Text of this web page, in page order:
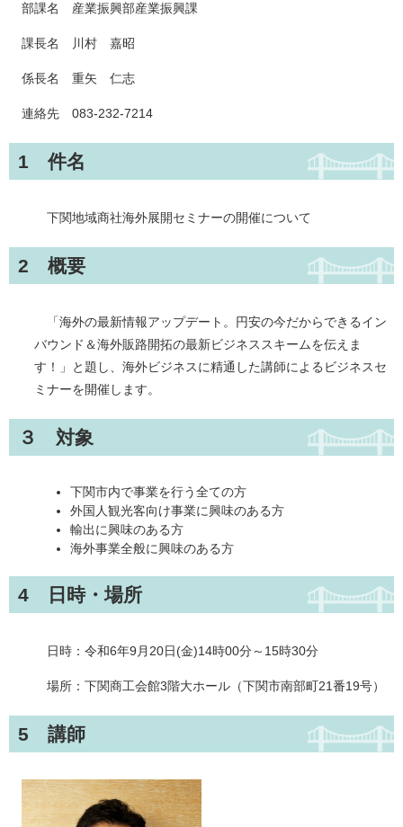
部課名 産業振興部産業振興課
課長名 川村 嘉昭
係長名 重矢 仁志
連絡先 083-232-7214
1 件名
下関地域商社海外展開セミナーの開催について
2 概要
「海外の最新情報アップデート。円安の今だからできるイン
バウンド＆海外販路開拓の最新ビジネススキームを伝えま
す！」と題し、海外ビジネスに精通した講師によるビジネスセ
ミナーを開催します。
３ 対象
下関市内で事業を行う全ての方
外国人観光客向け事業に興味のある方
輸出に興味のある方
海外事業全般に興味のある方
4 日時・場所
日時：令和6年9月20日(金)14時00分～15時30分
場所：下関商工会館3階大ホール（下関市南部町21番19号）
5 講師